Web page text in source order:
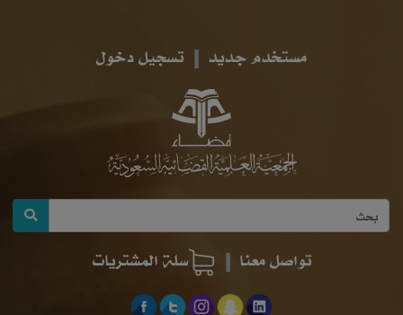
مستخدم جديد تسجيل دخول
تواصل معنا سلة المشتريات